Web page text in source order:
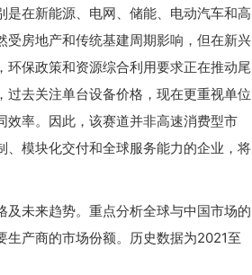
在新能源、电网、储能、电动汽车和高
房地产和传统基建周期影响，但在新兴
保政策和资源综合利用要求正在推动尾
去关注单台设备价格，现在更重视单位
率。因此，该赛道并非高速消费型市
模块化交付和全球服务能力的企业，将
未来趋势。重点分析全球与中国市场的
产商的市场份额。历史数据为2021至